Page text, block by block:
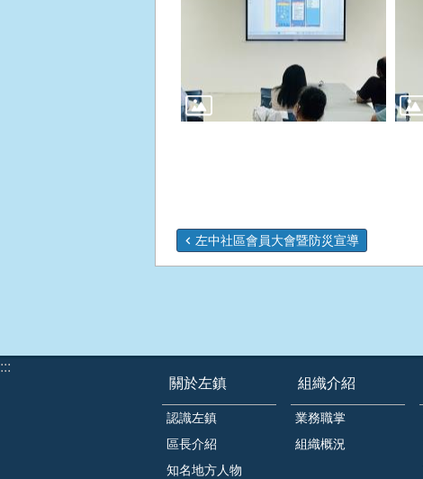
左中社區會員大會暨防災宣導
:::
關於左鎮
認識左鎮
區長介紹
知名地方人物
組織介紹
業務職掌
組織概況